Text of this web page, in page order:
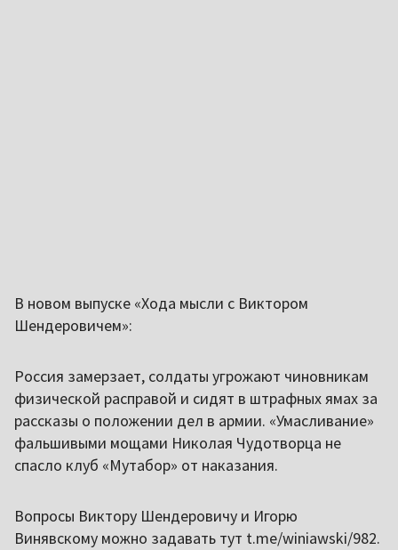
В новом выпуске «Хода мысли с Виктором
Шендеровичем»:
Россия замерзает, солдаты угрожают чиновникам
физической расправой и сидят в штрафных ямах за
рассказы о положении дел в армии. «Умасливание»
фальшивыми мощами Николая Чудотворца не
спасло клуб «Мутабор» от наказания.
Вопросы Виктору Шендеровичу и Игорю
Винявскому можно задавать тут t.me/winiawski/982.